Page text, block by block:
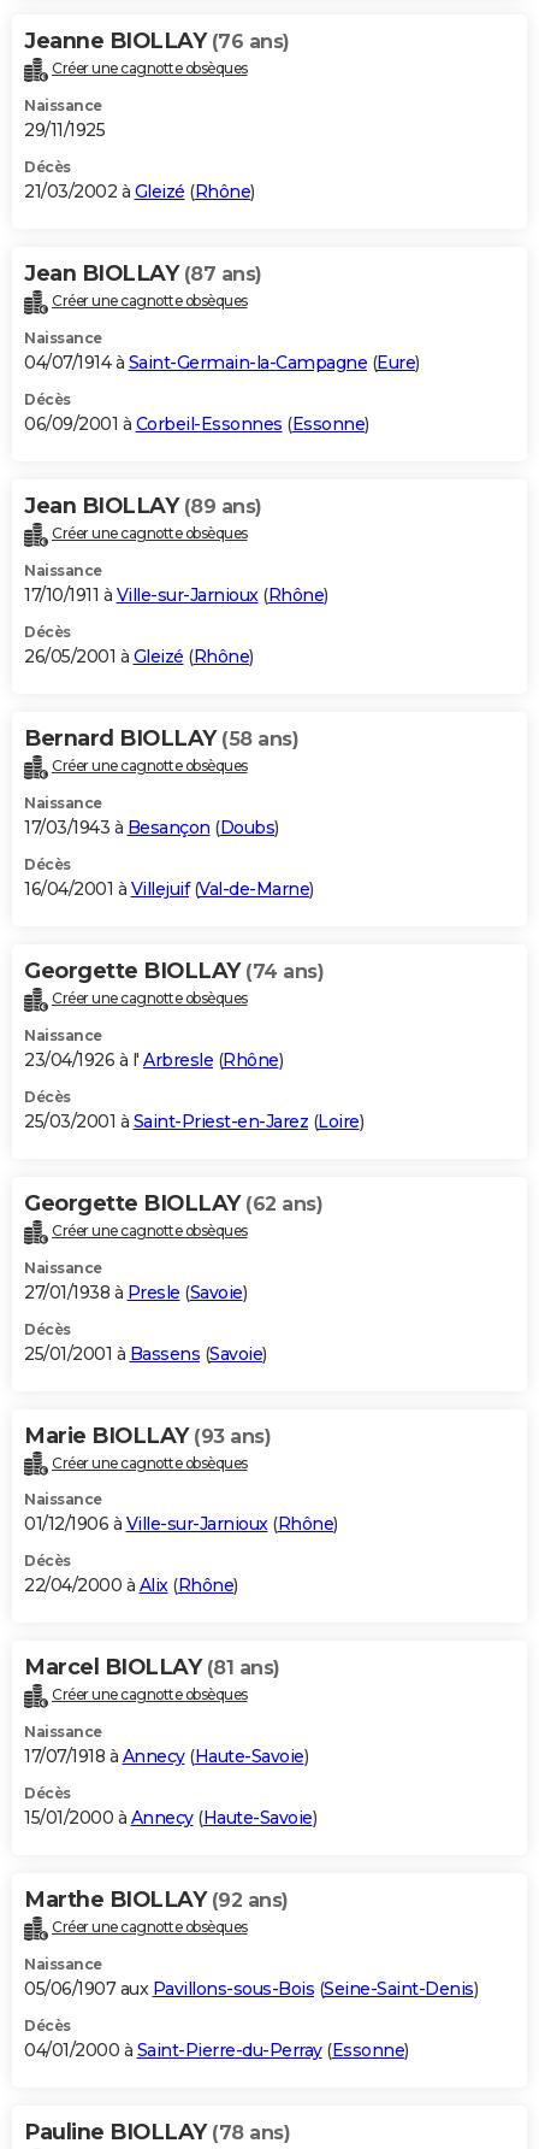
Jeanne BIOLLAY (76 ans)
Créer une cagnotte obsèques
Naissance
29/11/1925
Décès
21/03/2002 à Gleizé (Rhône)
Jean BIOLLAY (87 ans)
Créer une cagnotte obsèques
Naissance
04/07/1914 à Saint-Germain-la-Campagne (Eure)
Décès
06/09/2001 à Corbeil-Essonnes (Essonne)
Jean BIOLLAY (89 ans)
Créer une cagnotte obsèques
Naissance
17/10/1911 à Ville-sur-Jarnioux(Rhône)
Décès
26/05/2001 à Gleizé (Rhône)
Bernard BIOLLAY (58 ans)
Créer une cagnotte obsèques
Naissance
17/03/1943 à Besançon (Doubs)
Décès
16/04/2001 à Villejuif(Val-de-Marne)
Georgette BIOLLAY (74 ans)
Créer une cagnotte obsèques
Naissance
23/04/1926 à l' Arbresle (Rhône)
Décès
25/03/2001 à Saint-Priest-en-Jarez (Loire)
Georgette BIOLLAY (62 ans)
Créer une cagnotte obsèques
Naissance
27/01/1938 à Presle (Savoie)
Décès
25/01/2001 à Bassens (Savoie)
Marie BIOLLAY (93 ans)
Créer une cagnotte obsèques
Naissance
01/12/1906 à Ville-sur-Jarnioux(Rhône)
Décès
22/04/2000 à Alix(Rhône)
Marcel BIOLLAY (81 ans)
Créer une cagnotte obsèques
Naissance
17/07/1918 à Annecy(Haute-Savoie)
Décès
15/01/2000 à Annecy(Haute-Savoie)
Marthe BIOLLAY (92 ans)
Créer une cagnotte obsèques
Naissance
05/06/1907 aux Pavillons-sous-Bois (Seine-Saint-Denis)
Décès
04/01/2000 à Saint-Pierre-du-Perray(Essonne)
Pauline BIOLLAY (78 ans)